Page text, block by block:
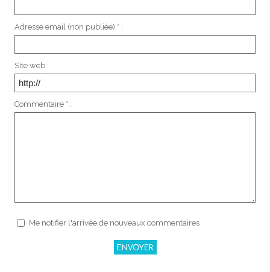
Adresse email (non publiée) * :
Site web :
Commentaire * :
Me notifier l'arrivée de nouveaux commentaires